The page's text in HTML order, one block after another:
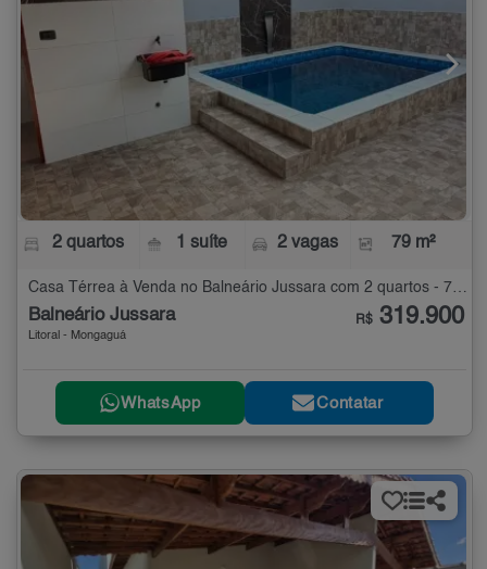
2 quartos 1 suíte 2 vagas 79 m²
Casa Térrea à Venda no Balneário Jussara com 2 quartos - 79 m²
Balneário Jussara
Litoral - Mongaguá
R$ 319.900
WhatsApp Contatar